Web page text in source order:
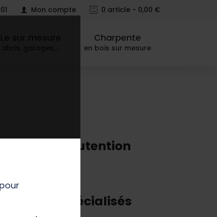
Mon compte 0 article - 0,00 €
Charpente
en bois sur mesure
d'une manutention
spécialisés